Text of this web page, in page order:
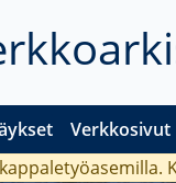
Verkkosivut